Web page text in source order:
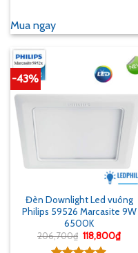
5 sao
Mua ngay
-43%
Đèn Downlight Led vuông
Philips 59526 Marcasite 9W
6500K
206,700₫ Giá
gốc
118,800₫Giá
hiện